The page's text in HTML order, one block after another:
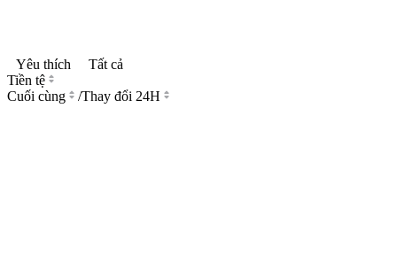
Yêu thích
Tất cả
Tiền tệ
Cuối cùng
/Thay đổi 24H